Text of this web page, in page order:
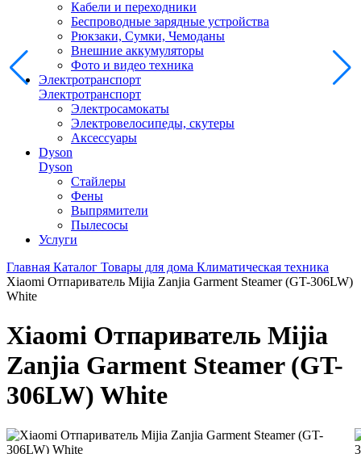
Кабели и переходники
Беспроводные зарядные устройства
Рюкзаки, Сумки, Чемоданы
Внешние аккумуляторы
Фото и видео техника
Электротранспорт
Электротранспорт
Электросамокаты
Электровелосипеды, скутеры
Аксессуары
Dyson
Dyson
Стайлеры
Фены
Выпрямители
Пылесосы
Услуги
Главная Каталог Товары для дома Климатическая техника
Xiaomi Отпариватель Mijia Zanjia Garment Steamer (GT-306LW)
White
Xiaomi Отпариватель Mijia
Zanjia Garment Steamer (GT-
306LW) White